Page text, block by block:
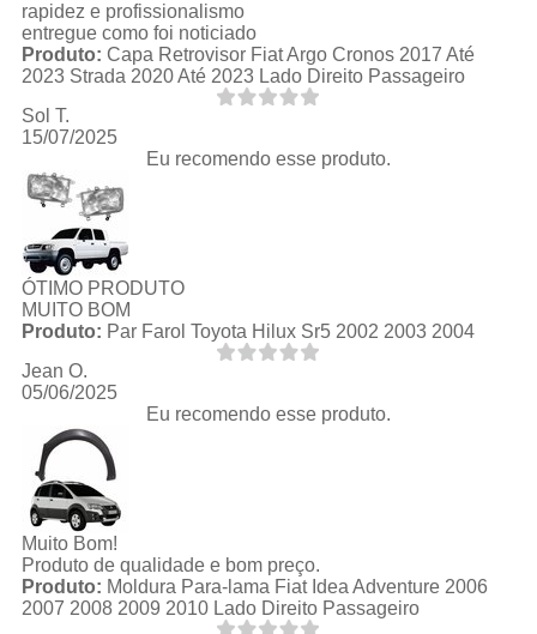
rapidez e profissionalismo
entregue como foi noticiado
Produto: Capa Retrovisor Fiat Argo Cronos 2017 Até
2023 Strada 2020 Até 2023 Lado Direito Passageiro
Sol T.
15/07/2025
Eu recomendo esse produto.
ÓTIMO PRODUTO
MUITO BOM
Produto: Par Farol Toyota Hilux Sr5 2002 2003 2004
Jean O.
05/06/2025
Eu recomendo esse produto.
Muito Bom!
Produto de qualidade e bom preço.
Produto: Moldura Para-lama Fiat Idea Adventure 2006
2007 2008 2009 2010 Lado Direito Passageiro